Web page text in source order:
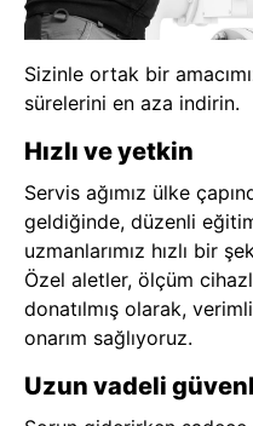
Sizinle ortak bir
sürelerini en aza indirin.
Hızlı ve yetkin
Servis ağımız ülke
geldiğinde, düzenli
uzmanlarımız hızlı bir
Özel aletler, ölçüm
donatılmış olarak,
onarım sağlıyoruz.
Uzun vadeli